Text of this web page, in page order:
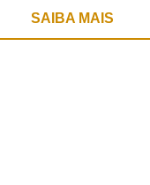
SAIBA MAIS